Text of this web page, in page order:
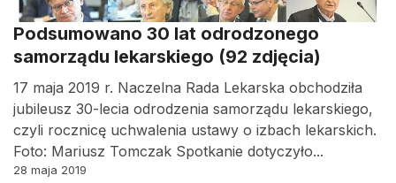
Podsumowano 30 lat odrodzonego
samorządu lekarskiego (92 zdjęcia)
17 maja 2019 r. Naczelna Rada Lekarska obchodziła
jubileusz 30-lecia odrodzenia samorządu lekarskiego,
czyli rocznicę uchwalenia ustawy o izbach lekarskich.
Foto: Mariusz Tomczak Spotkanie dotyczyło...
28 maja 2019